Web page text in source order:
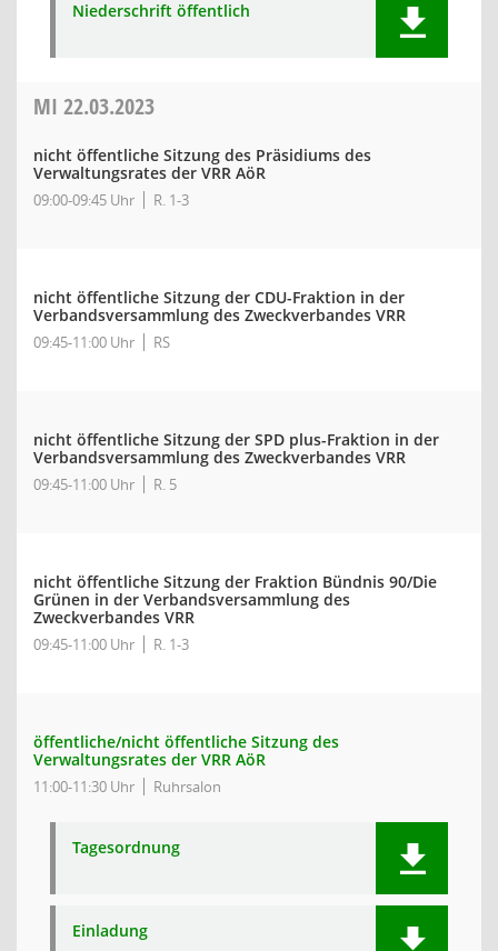
Niederschrift öffentlich
MI 22.03.2023
nicht öffentliche Sitzung des Präsidiums des
Verwaltungsrates der VRR AöR
09:00-09:45 Uhr R. 1-3
nicht öffentliche Sitzung der CDU-Fraktion in der
Verbandsversammlung des Zweckverbandes VRR
09:45-11:00 Uhr RS
nicht öffentliche Sitzung der SPD plus-Fraktion in der
Verbandsversammlung des Zweckverbandes VRR
09:45-11:00 Uhr R. 5
nicht öffentliche Sitzung der Fraktion Bündnis 90/Die
Grünen in der Verbandsversammlung des
Zweckverbandes VRR
09:45-11:00 Uhr R. 1-3
öffentliche/nicht öffentliche Sitzung des
Verwaltungsrates der VRR AöR
11:00-11:30 Uhr Ruhrsalon
Tagesordnung
Einladung